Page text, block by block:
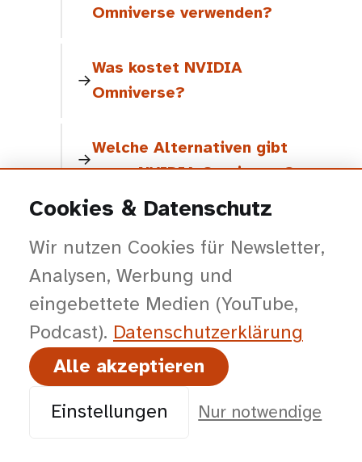
Omniverse verwenden?
Was kostet NVIDIA
Omniverse?
Welche Alternativen gibt
es zu NVIDIA Omniverse?
Omniverse nicht?
Ausgewählte Kunden und Partner: Astrofein · Carl Hamm ·
EnBW · ESA/ESERO · Evonik · GROHE · igus · K+S · Krupp
Stiftung · Polaris Spaceplane · Rheingas · Röchling ·
Cookies & Datenschutz
Wir nutzen Cookies für Newsletter,
Analysen, Werbung und
eingebettete Medien (YouTube,
Podcast). Datenschutz­erklärung
Alle akzeptieren
Einstellungen Nur notwendige